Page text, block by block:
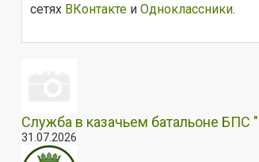
сетях ВКонтакте и Одноклассники.
Служба в казачьем батальоне БПС
31.07.2026